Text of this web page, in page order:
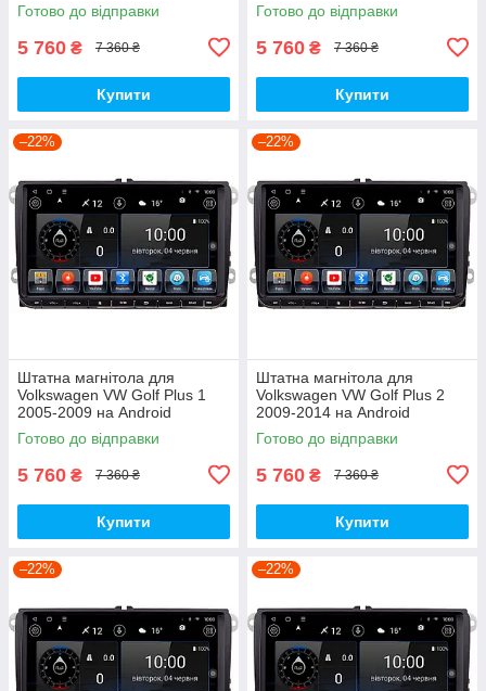
Готово до відправки
5 760 ₴ 7 360 ₴
Купити
Готово до відправки
5 760 ₴ 7 360 ₴
Купити
–22%
Штатна магнітола для
Volkswagen VW Golf Plus 1
2005-2009 на Android
Готово до відправки
5 760 ₴ 7 360 ₴
Купити
–22%
Штатна магнітола для
Volkswagen VW Golf Plus 2
2009-2014 на Android
Готово до відправки
5 760 ₴ 7 360 ₴
Купити
–22% –22%